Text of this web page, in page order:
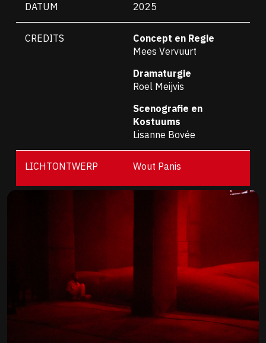
DATUM 2025
CREDITS
Concept en Regie
Mees Vervuurt
Dramaturgie
Roel Meijvis
Scenografie en
Kostuums
Lisanne Bovée
LICHTONTWERP Wout Panis